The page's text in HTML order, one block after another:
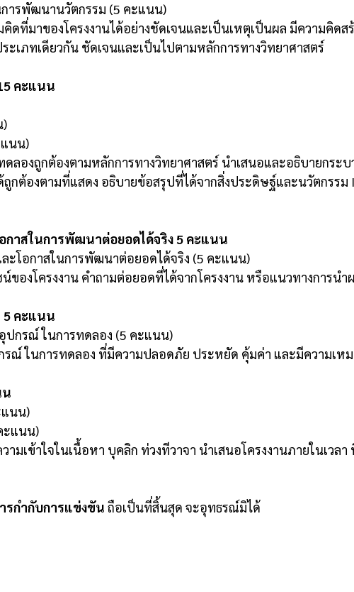
ารพัฒนานวัตกรรม (5 คะแนน)
ดที่มาของโครงงานได้อย่างชัดเจนและเป็นเหตุเป็นผล มีความคิดส
เภทเดียวกัน ชัดเจนและเป็นไปตามหลักการทางวิทยาศาสตร์
คะแนน
)
แนน)
ลองถูกต้องตามหลักการทางวิทยาศาสตร์ นำเสนอและอธิบายกร
กต้องตามที่แสดง อธิบายข้อสรุปที่ได้จากสิ่งประดิษฐ์และนวัตกรร
กาสในการพัฒนาต่อยอดได้จริง 5 คะแนน
ะโอกาสในการพัฒนาต่อยอดได้จริง (5 คะแนน)
ของโครงงาน คำถามต่อยอดที่ได้จากโครงงาน หรือแนวทางการน
5 คะแนน
ปกรณ์ ในการทดลอง (5 คะแนน)
รณ์ ในการทดลอง ที่มีความปลอดภัย ประหยัด คุ้มค่า และมีความเห
น
แนน)
ะแนน)
ามเข้าใจในเนื้อหา บุคลิก ท่วงทีวาจา นำเสนอโครงงานภายในเ
รกำกับการแข่งขัน ถือเป็นที่สิ้นสุด จะอุทธรณ์มิได้